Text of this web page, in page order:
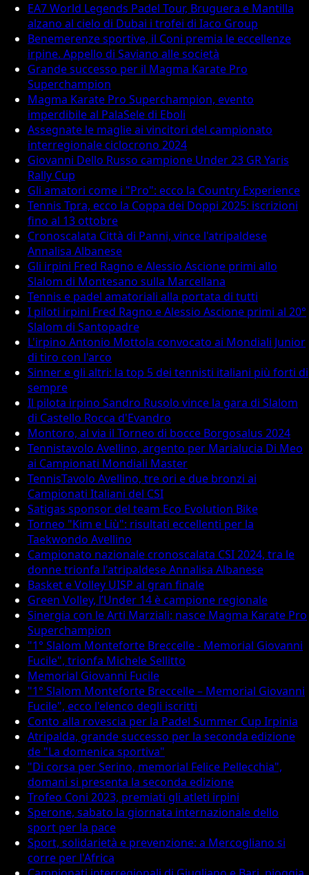
EA7 World Legends Padel Tour, Bruguera e Mantilla
alzano al cielo di Dubai i trofei di Iaco Group
Benemerenze sportive, il Coni premia le eccellenze
irpine. Appello di Saviano alle società
Grande successo per il Magma Karate Pro
Superchampion
Magma Karate Pro Superchampion, evento
imperdibile al PalaSele di Eboli
Assegnate le maglie ai vincitori del campionato
interregionale ciclocrono 2024
Giovanni Dello Russo campione Under 23 GR Yaris
Rally Cup
Gli amatori come i "Pro": ecco la Country Experience
Tennis Tpra, ecco la Coppa dei Doppi 2025: iscrizioni
fino al 13 ottobre
Cronoscalata Città di Panni, vince l'atripaldese
Annalisa Albanese
Gli irpini Fred Ragno e Alessio Ascione primi allo
Slalom di Montesano sulla Marcellana
Tennis e padel amatoriali alla portata di tutti
I piloti irpini Fred Ragno e Alessio Ascione primi al 20°
Slalom di Santopadre
L'irpino Antonio Mottola convocato ai Mondiali Junior
di tiro con l'arco
Sinner e gli altri: la top 5 dei tennisti italiani più forti di
sempre
Il pilota irpino Sandro Rusolo vince la gara di Slalom
di Castello Rocca d'Evandro
Montoro, al via il Torneo di bocce Borgosalus 2024
Tennistavolo Avellino, argento per Marialucia Di Meo
ai Campionati Mondiali Master
TennisTavolo Avellino, tre ori e due bronzi ai
Campionati Italiani del CSI
Satigas sponsor del team Eco Evolution Bike
Torneo "Kim e Liù": risultati eccellenti per la
Taekwondo Avellino
Campionato nazionale cronoscalata CSI 2024, tra le
donne trionfa l'atripaldese Annalisa Albanese
Basket e Volley UISP al gran finale
Green Volley, l’Under 14 è campione regionale
Sinergia con le Arti Marziali: nasce Magma Karate Pro
Superchampion
"1° Slalom Monteforte Breccelle - Memorial Giovanni
Fucile", trionfa Michele Sellitto
Memorial Giovanni Fucile
"1° Slalom Monteforte Breccelle – Memorial Giovanni
Fucile", ecco l'elenco degli iscritti
Conto alla rovescia per la Padel Summer Cup Irpinia
Atripalda, grande successo per la seconda edizione
de "La domenica sportiva"
"Di corsa per Serino, memorial Felice Pellecchia",
domani si presenta la seconda edizione
Trofeo Coni 2023, premiati gli atleti irpini
Sperone, sabato la giornata internazionale dello
sport per la pace
Sport, solidarietà e prevenzione: a Mercogliano si
corre per l'Africa